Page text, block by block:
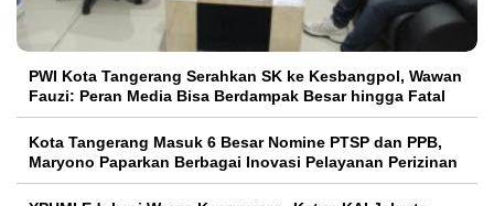
PWI Kota Tangerang Serahkan SK ke Kesbangpol, Wawan
Fauzi: Peran Media Bisa Berdampak Besar hingga Fatal
Kota Tangerang Masuk 6 Besar Nomine PTSP dan PPB,
Maryono Paparkan Berbagai Inovasi Pelayanan Perizinan